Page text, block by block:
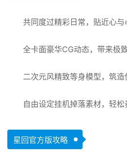
共同度过精彩日常，贴近心与
全卡面豪华CG动态，带来极
二次元风精致等身模型，筑
自由设定挂机掉落素材，轻松
星回官方版攻略